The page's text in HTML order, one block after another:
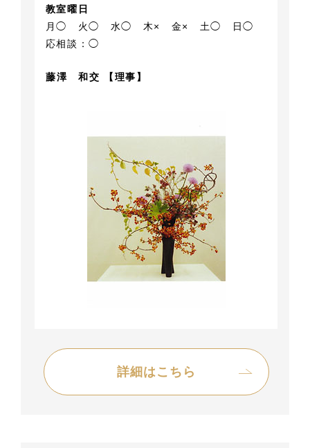
教室曜日
月◯
火◯ 水◯ 木× 金× 土◯
日◯
応相談：◯
藤澤 和交 【理事】
詳細はこちら